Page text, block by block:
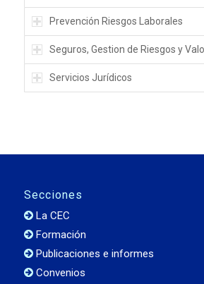
Prevención Riesgos Laborales
Seguros, Gestion de Riesgos y
Servicios Jurídicos
Secciones
La CEC
Formación
Publicaciones e informes
Convenios